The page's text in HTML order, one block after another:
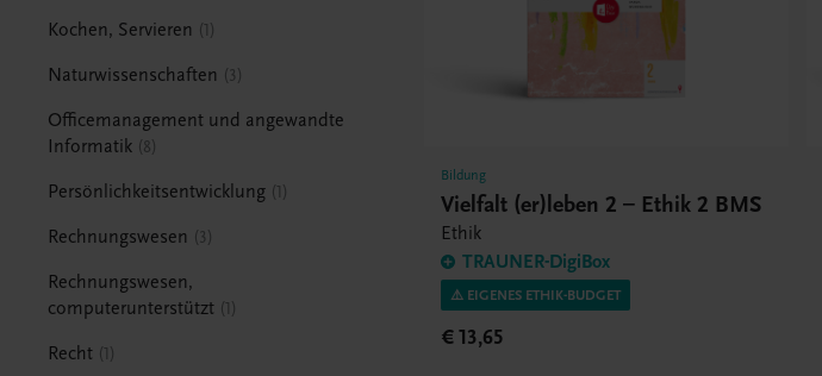
Kochen, Servieren 1
Naturwissenschaften 3
Officemanagement und angewandte
Informatik 8
Persönlichkeitsentwicklung 1
Rechnungswesen 3
Rechnungswesen,
computerunterstützt 1
Recht 1
Bildung
Vielfalt (er)leben 2 – Ethik 2 BMS
Ethik
TRAUNER-DigiBox
⚠️ EIGENES ETHIK-BUDGET
€ 13,65